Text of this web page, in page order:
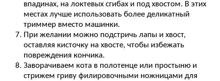
впадинах, на локтевых сгибах и под хвостом. В этих
местах лучше использовать более деликатный
триммер вместо машинки.
При желании можно подстричь лапы и хвост,
оставляя кисточку на хвосте, чтобы избежать
повреждения кончика.
Заворачиваем кота в полотенце или простыню и
стрижем гриву филировочными ножницами для